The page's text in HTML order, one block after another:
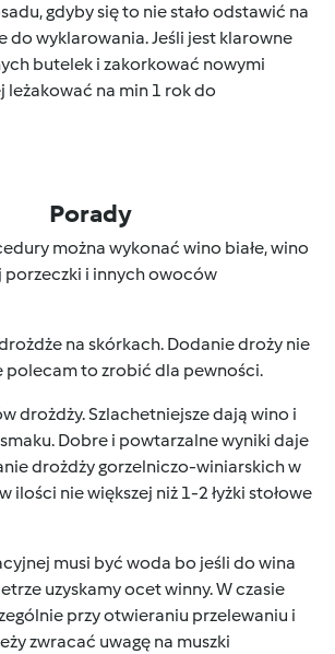
gdyby się to nie stało odstawić na
do wyklarowania. Jeśli jest klarowne
butelek i zakorkować nowymi
leżakować na min 1 rok do
Porady
można wykonać wino białe, wino
porzeczki i innych owoców
na skórkach. Dodanie droży nie
polecam to zrobić dla pewności.
drożdży. Szlachetniejsze dają wino i
Dobre i powtarzalne wyniki daje
drożdży gorzelniczo-winiarskich w
ilości nie większej niż 1-2 łyżki stołowe
musi być woda bo jeśli do wina
uzyskamy ocet winny. W czasie
przy otwieraniu przelewaniu i
zwracać uwagę na muszki